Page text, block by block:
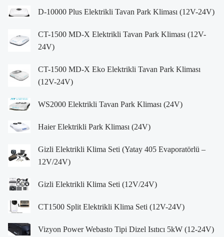
D-10000 Plus Elektrikli Tavan Park Kliması (12V-24V)
CT-1500 MD-X Elektrikli Tavan Park Kliması (12V-
24V)
CT-1500 MD-X Eko Elektrikli Tavan Park Kliması
(12V-24V)
WS2000 Elektrikli Tavan Park Kliması (24V)
Haier Elektrikli Park Kliması (24V)
Gizli Elektrikli Klima Seti (Yatay 405 Evaporatörlü –
12V/24V)
Gizli Elektrikli Klima Seti (12V/24V)
CT1500 Split Elektrikli Klima Seti (12V-24V)
Vizyon Power Webasto Tipi Dizel Isıtıcı 5kW (12-24V)